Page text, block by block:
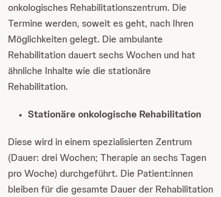
onkologisches Rehabilitationszentrum. Die
Termine werden, soweit es geht, nach Ihren
Möglichkeiten gelegt. Die ambulante
Rehabilitation dauert sechs Wochen und hat
ähnliche Inhalte wie die stationäre
Rehabilitation.
Stationäre onkologische Rehabilitation
Diese wird in einem spezialisierten Zentrum
(Dauer: drei Wochen; Therapie an sechs Tagen
pro Woche) durchgeführt. Die Patient:innen
bleiben für die gesamte Dauer der Rehabilitation